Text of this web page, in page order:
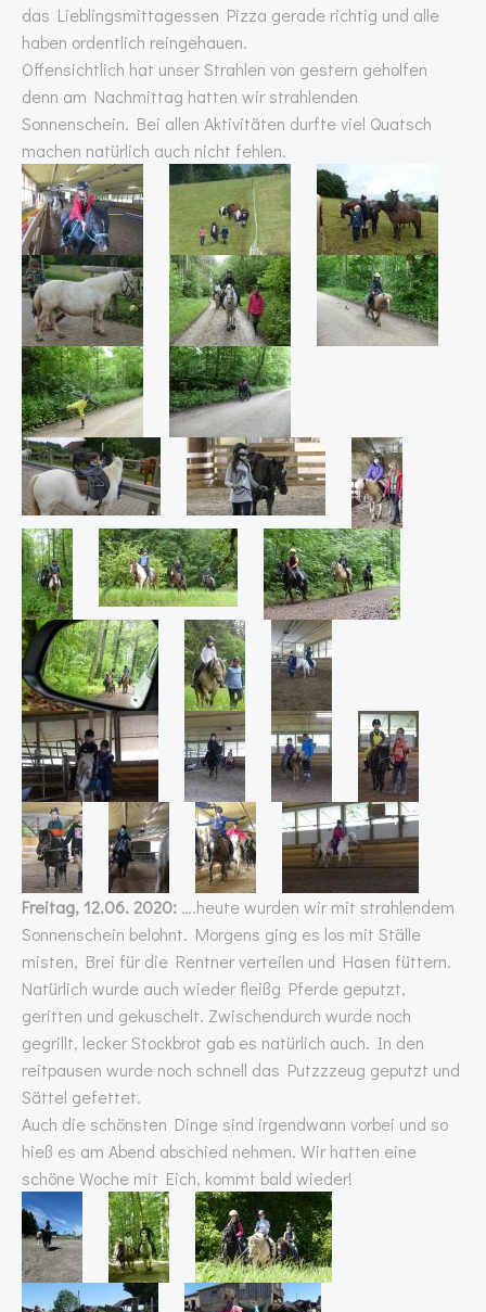
das Lieblingsmittagessen Pizza gerade richtig und alle
haben ordentlich reingehauen.
Offensichtlich hat unser Strahlen von gestern geholfen
denn am Nachmittag hatten wir strahlenden
Sonnenschein. Bei allen Aktivitäten durfte viel Quatsch
machen natürlich auch nicht fehlen.
Freitag, 12.06. 2020: ….heute wurden wir mit strahlendem
Sonnenschein belohnt. Morgens ging es los mit Ställe
misten, Brei für die Rentner verteilen und Hasen füttern.
Natürlich wurde auch wieder fleißg Pferde geputzt,
geritten und gekuschelt. Zwischendurch wurde noch
gegrillt, lecker Stockbrot gab es natürlich auch. In den
reitpausen wurde noch schnell das Putzzzeug geputzt und
Sättel gefettet.
Auch die schönsten Dinge sind irgendwann vorbei und so
hieß es am Abend abschied nehmen. Wir hatten eine
schöne Woche mit Eich, kommt bald wieder!